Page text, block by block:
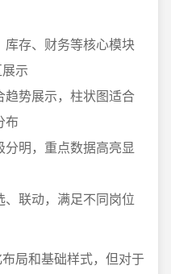
存、财务等核心模块
示
势展示，柱状图适合
布
明，重点数据高亮显
联动，满足不同岗位
局和基础样式，但对于